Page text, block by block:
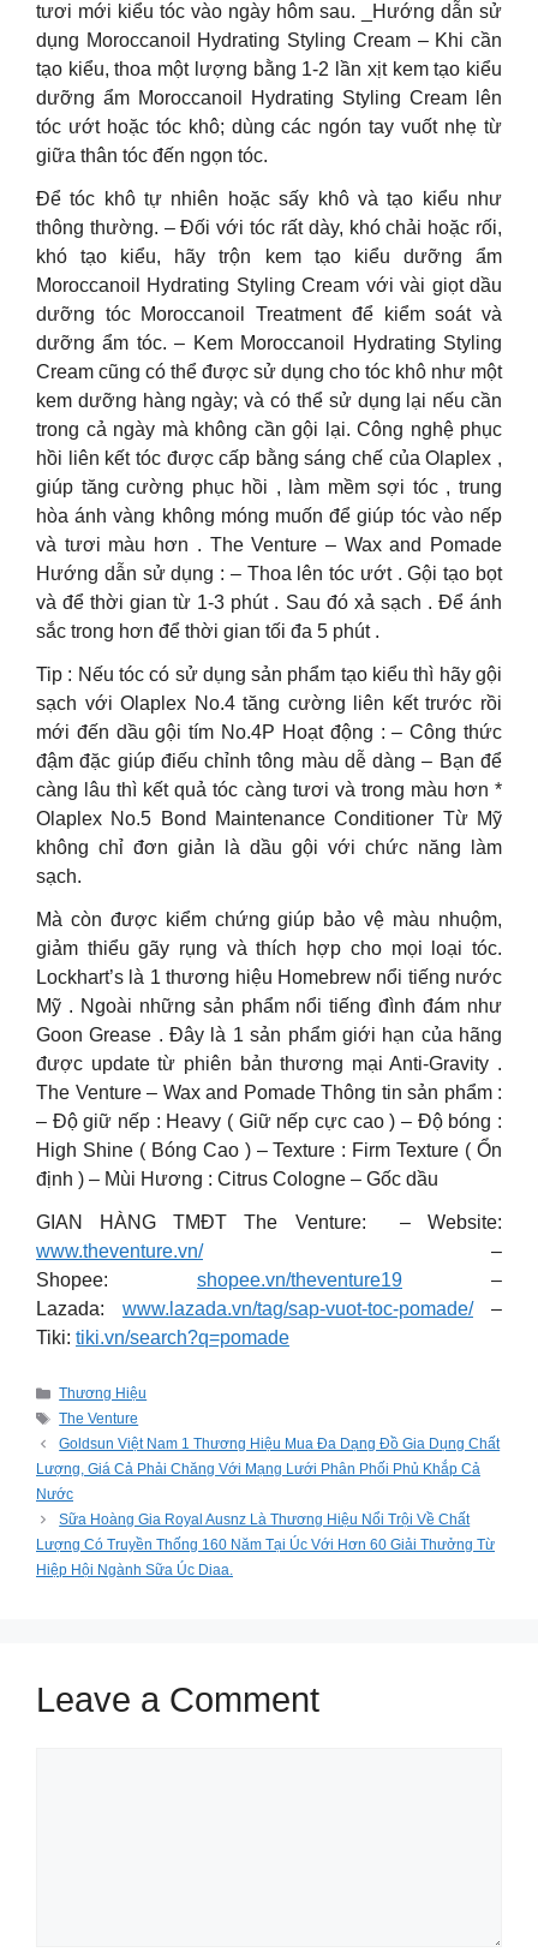
tươi mới kiểu tóc vào ngày hôm sau. _Hướng dẫn sử
dụng Moroccanoil Hydrating Styling Cream – Khi cần
tạo kiểu, thoa một lượng bằng 1-2 lần xịt kem tạo kiểu
dưỡng ẩm Moroccanoil Hydrating Styling Cream lên
tóc ướt hoặc tóc khô; dùng các ngón tay vuốt nhẹ từ
giữa thân tóc đến ngọn tóc.
Để tóc khô tự nhiên hoặc sấy khô và tạo kiểu như
thông thường. – Đối với tóc rất dày, khó chải hoặc rối,
khó tạo kiểu, hãy trộn kem tạo kiểu dưỡng ẩm
Moroccanoil Hydrating Styling Cream với vài giọt dầu
dưỡng tóc Moroccanoil Treatment để kiểm soát và
dưỡng ẩm tóc. – Kem Moroccanoil Hydrating Styling
Cream cũng có thể được sử dụng cho tóc khô như một
kem dưỡng hàng ngày; và có thể sử dụng lại nếu cần
trong cả ngày mà không cần gội lại. Công nghệ phục
hồi liên kết tóc được cấp bằng sáng chế của Olaplex ,
giúp tăng cường phục hồi , làm mềm sợi tóc , trung
hòa ánh vàng không móng muốn để giúp tóc vào nếp
và tươi màu hơn . The Venture – Wax and Pomade
Hướng dẫn sử dụng : – Thoa lên tóc ướt . Gội tạo bọt
và để thời gian từ 1-3 phút . Sau đó xả sạch . Để ánh
sắc trong hơn để thời gian tối đa 5 phút .
Tip : Nếu tóc có sử dụng sản phẩm tạo kiểu thì hãy gội
sạch với Olaplex No.4 tăng cường liên kết trước rồi
mới đến dầu gội tím No.4P Hoạt động : – Công thức
đậm đặc giúp điếu chỉnh tông màu dễ dàng – Bạn để
càng lâu thì kết quả tóc càng tươi và trong màu hơn *
Olaplex No.5 Bond Maintenance Conditioner Từ Mỹ
không chỉ đơn giản là dầu gội với chức năng làm
sạch.
Mà còn được kiểm chứng giúp bảo vệ màu nhuộm,
giảm thiểu gãy rụng và thích hợp cho mọi loại tóc.
Lockhart’s là 1 thương hiệu Homebrew nổi tiếng nước
Mỹ . Ngoài những sản phẩm nổi tiếng đình đám như
Goon Grease . Đây là 1 sản phẩm giới hạn của hãng
được update từ phiên bản thương mại Anti-Gravity .
The Venture – Wax and Pomade Thông tin sản phẩm :
– Độ giữ nếp : Heavy ( Giữ nếp cực cao ) – Độ bóng :
High Shine ( Bóng Cao ) – Texture : Firm Texture ( Ổn
định ) – Mùi Hương : Citrus Cologne – Gốc dầu
GIAN HÀNG TMĐT The Venture: – Website:
www.theventure.vn/–
Shopee: shopee.vn/theventure19 –
Lazada: www.lazada.vn/tag/sap-vuot-toc-pomade/–
Tiki: tiki.vn/search?q=pomade
Categories
Thương Hiệu
Tags
The Venture
Goldsun Việt Nam 1 Thương Hiệu Mua Đa Dạng Đồ Gia Dụng Chất
Lượng, Giá Cả Phải Chăng Với Mạng Lưới Phân Phối Phủ Khắp Cả
Nước
Sữa Hoàng Gia Royal Ausnz Là Thương Hiệu Nổi Trội Về Chất
Lượng Có Truyền Thống 160 Năm Tại Úc Với Hơn 60 Giải Thưởng Từ
Hiệp Hội Ngành Sữa Úc Diaa.
Leave a Comment